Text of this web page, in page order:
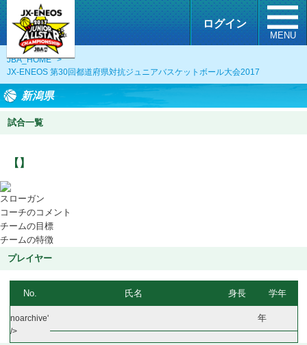
ログイン
MENU
JBA_HOME
>
JX-ENEOS 第30回都道府県対抗ジュニアバスケットボール大会2017
新潟県
試合一覧
【】
スローガン
コーチのコメント
チームの目標
チームの特徴
プレイヤー
No. 氏名 身長 学年
noarchive'
/>
年